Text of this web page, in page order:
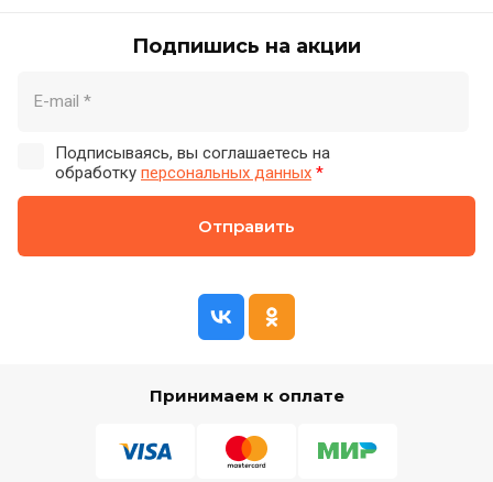
Подпишись на акции
Подписываясь, вы соглашаетесь на
обработку персональных данных *
Отправить
Принимаем к оплате